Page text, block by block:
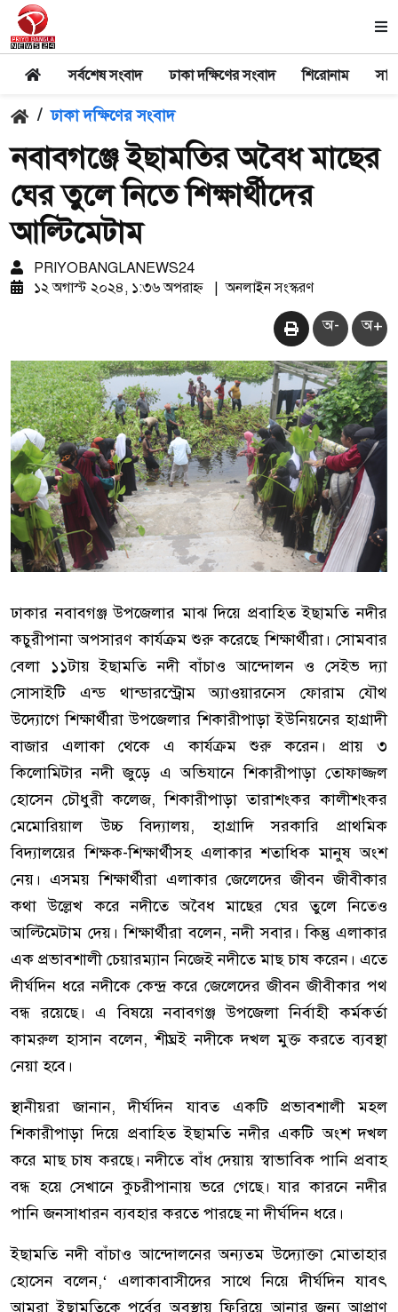
সর্বশেষ সংবাদ ঢাকা দক্ষিণের সংবাদ শিরোনাম
/ ঢাকা দক্ষিণের সংবাদ
নবাবগঞ্জে ইছামতির অবৈধ মাছের
ঘের তুলে নিতে শিক্ষার্থীদের
আল্টিমেটাম
PRIYOBANGLANEWS24
১২ অগাস্ট ২০২৪, ১:৩৬ অপরাহ্ন
অনলাইন সংস্করণ
অ- অ+
ঢাকার নবাবগঞ্জ উপজেলার মাঝ দিয়ে প্রবাহিত ইছামতি নদীর
কচুরীপানা অপসারণ কার্যক্রম শুরু করেছে শিক্ষার্থীরা। সোমবার
বেলা ১১টায় ইছামতি নদী বাঁচাও আন্দোলন ও সেইভ দ্যা
সোসাইটি এন্ড থান্ডারস্ট্রোম অ্যাওয়ারনেস ফোরাম যৌথ
উদ্যোগে শিক্ষার্থীরা উপজেলার শিকারীপাড়া ইউনিয়নের হাগ্রাদী
বাজার এলাকা থেকে এ কার্যক্রম শুরু করেন। প্রায় ৩
কিলোমিটার নদী জুড়ে এ অভিযানে শিকারীপাড়া তোফাজ্জল
হোসেন চৌধুরী কলেজ, শিকারীপাড়া তারাশংকর কালীশংকর
মেমোরিয়াল উচ্চ বিদ্যালয়, হাগ্রাদি সরকারি প্রাথমিক
বিদ্যালয়ের শিক্ষক-শিক্ষার্থীসহ এলাকার শতাধিক মানুষ অংশ
নেয়। এসময় শিক্ষার্থীরা এলাকার জেলেদের জীবন জীবীকার
কথা উল্লেখ করে নদীতে অবৈধ মাছের ঘের তুলে নিতেও
আল্টিমেটাম দেয়। শিক্ষার্থীরা বলেন, নদী সবার। কিন্তু এলাকার
এক প্রভাবশালী চেয়ারম্যান নিজেই নদীতে মাছ চাষ করেন। এতে
দীর্ঘদিন ধরে নদীকে কেন্দ্র করে জেলেদের জীবন জীবীকার পথ
বন্ধ রয়েছে। এ বিষয়ে নবাবগঞ্জ উপজেলা নির্বাহী কর্মকর্তা
কামরুল হাসান বলেন, শীঘ্রই নদীকে দখল মুক্ত করতে ব্যবস্থা
নেয়া হবে।
স্থানীয়রা জানান, দীর্ঘদিন যাবত একটি প্রভাবশালী মহল
শিকারীপাড়া দিয়ে প্রবাহিত ইছামতি নদীর একটি অংশ দখল
করে মাছ চাষ করছে। নদীতে বাঁধ দেয়ায় স্বাভাবিক পানি প্রবাহ
বন্ধ হয়ে সেখানে কুচরীপানায় ভরে গেছে। যার কারনে নদীর
পানি জনসাধারন ব্যবহার করতে পারছে না দীর্ঘদিন ধরে।
ইছামতি নদী বাঁচাও আন্দোলনের অন্যতম উদ্যোক্তা মোতাহার
হোসেন বলেন,‘ এলাকাবাসীদের সাথে নিয়ে দীর্ঘদিন যাবৎ
আমরা ইছামতিকে পূর্বের অবস্থায় ফিরিয়ে আনার জন্য আপ্রাণ